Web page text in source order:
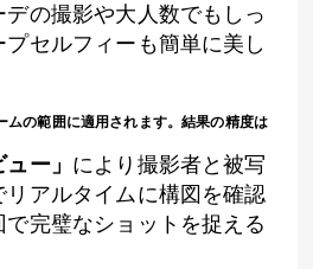
の撮影や大人数でもしっ
セルフィーも簡単に美し
ムの範囲に適用されます。結果の精度は
ー」 により撮影者と被写
アルタイムに構図を確認
完璧なショットを捉える